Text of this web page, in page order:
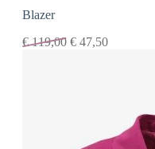
Blazer
€119,00 € 47,50